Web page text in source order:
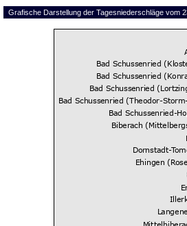
Grafische Darstellung der Tagesniederschläge vom